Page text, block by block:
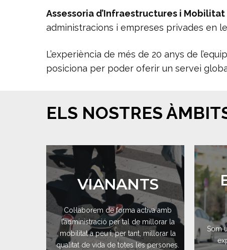
Assessoria d’Infraestructures i Mobilitat
administracions i empreses privades en
L’experiència de més de 20 anys de
posiciona per poder oferir un servei
ELS NOSTRES
VIANANTS
Col·laborem de forma activa amb
l’administració per tal de millorar la
mobilitat a peu i, per tant, millorar la
qualitat de vida de totes les persones.
Som